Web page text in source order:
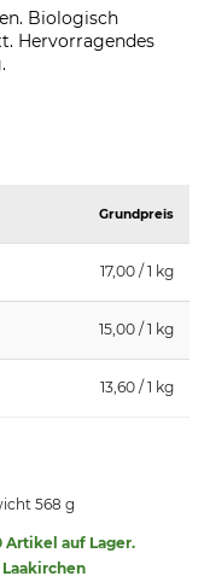
Biologisch
Hervorragendes
Grundpreis
17,00 / 1 kg
15,00 / 1 kg
13,60 / 1 kg
568 g
Artikel auf Lager.